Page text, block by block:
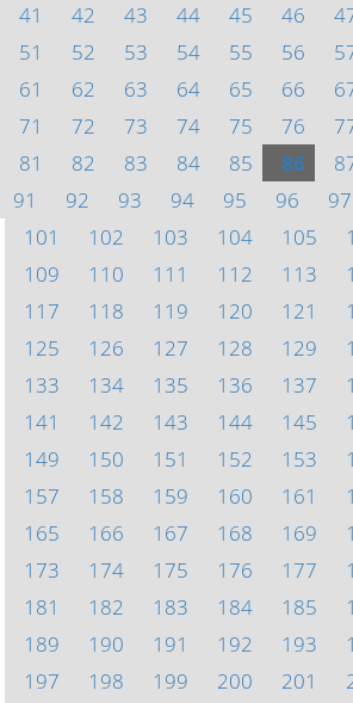
41
42 43 44 45 46
51
52 53 54 55 56
61
62 63 64 65 66
71
72 73 74 75 76
81
82 83 84 85 86
91
92 93 94 95 96 97
101
102 103 104 105
109
110 111 112 113
117
118 119 120 121
125
126 127 128 129
133
134 135 136 137
141
142 143 144 145
149
150 151 152 153
157
158 159 160 161
165
166 167 168 169
173
174 175 176 177
181
182 183 184 185
189
190 191 192 193
197
198 199 200 201